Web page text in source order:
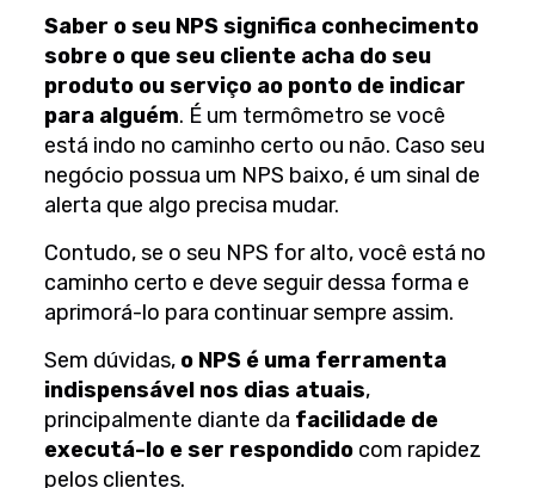
Saber o seu NPS significa conhecimento
sobre o que seu cliente acha do seu
produto ou serviço ao ponto de indicar
para alguém. É um termômetro se você
está indo no caminho certo ou não. Caso seu
negócio possua um NPS baixo, é um sinal de
alerta que algo precisa mudar.
Contudo, se o seu NPS for alto, você está no
caminho certo e deve seguir dessa forma e
aprimorá-lo para continuar sempre assim.
Sem dúvidas, o NPS é uma ferramenta
indispensável nos dias atuais,
principalmente diante da facilidade de
executá-lo e ser respondidocom rapidez
pelos clientes.